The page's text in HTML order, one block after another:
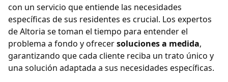
con un servicio que entiende las necesidades
específicas de sus residentes es crucial. Los expertos
de Altoria se toman el tiempo para entender el
problema a fondo y ofrecersoluciones a medida,
garantizando que cada cliente reciba un trato único y
una solución adaptada a sus necesidades específicas.